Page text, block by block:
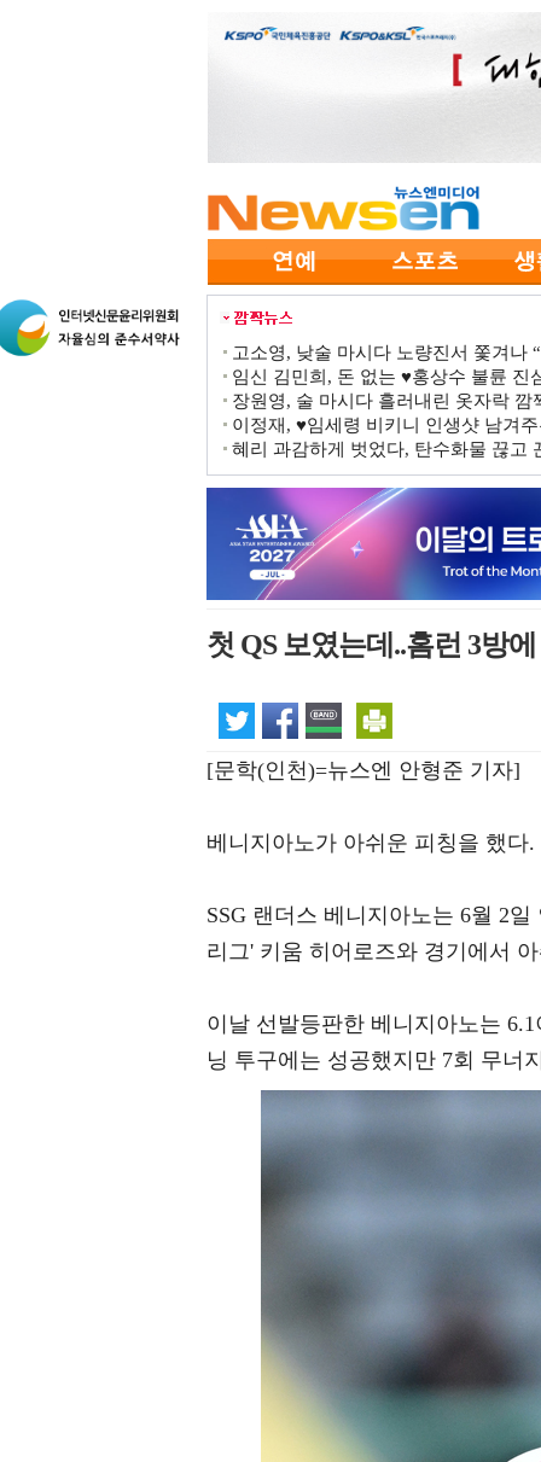
고소영, 낮술 마시다 노량진서 쫓겨나
임신 김민희, 돈 없는 ♥홍상수 불륜
장원영, 술 마시다 흘러내린 옷자락
이정재, ♥임세령 비키니 인생샷 남겨
혜리 과감하게 벗었다, 탄수화물 끊고
첫 QS 보였는데..홈런 3방
[문학(인천)=뉴스엔 안형준 기자]
베니지아노가 아쉬운 피칭을 했다.
SSG 랜더스 베니지아노는 6월 2
리그' 키움 히어로즈와 경기에서
이날 선발등판한 베니지아노는
닝 투구에는 성공했지만 7회 무너